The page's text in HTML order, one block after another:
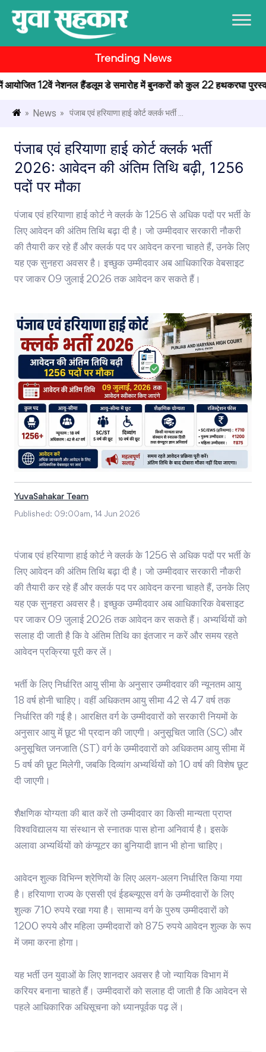
Trending News
12वें नेशनल हैंडलूम डे समारोह में बुनकरों को कुल 22 हथकरघा पुरस्कार
» News » पंजाब एवं हरियाणा हाई कोर्ट क्लर्क भर्ती ...
पंजाब एवं हरियाणा हाई कोर्ट क्लर्क भर्ती
2026: आवेदन की अंतिम तिथि बढ़ी, 1256
पदों पर मौका
पंजाब एवं हरियाणा हाई कोर्ट ने क्लर्क के 1256 से अधिक पदों पर भर्ती के
लिए आवेदन की अंतिम तिथि बढ़ा दी है। जो उम्मीदवार सरकारी नौकरी
की तैयारी कर रहे हैं और क्लर्क पद पर आवेदन करना चाहते हैं, उनके लिए
यह एक सुनहरा अवसर है। इच्छुक उम्मीदवार अब आधिकारिक वेबसाइट
पर जाकर 09 जुलाई 2026 तक आवेदन कर सकते हैं।
YuvaSahakar Team
Published: 09:00am, 14 Jun 2026
पंजाब एवं हरियाणा हाई कोर्ट ने क्लर्क के 1256 से अधिक पदों पर भर्ती के
लिए आवेदन की अंतिम तिथि बढ़ा दी है। जो उम्मीदवार सरकारी नौकरी
की तैयारी कर रहे हैं और क्लर्क पद पर आवेदन करना चाहते हैं, उनके लिए
यह एक सुनहरा अवसर है। इच्छुक उम्मीदवार अब आधिकारिक वेबसाइट
पर जाकर 09 जुलाई 2026 तक आवेदन कर सकते हैं। अभ्यर्थियों को
सलाह दी जाती है कि वे अंतिम तिथि का इंतजार न करें और समय रहते
आवेदन प्रक्रिया पूरी कर लें।
भर्ती के लिए निर्धारित आयु सीमा के अनुसार उम्मीदवार की न्यूनतम आयु
18 वर्ष होनी चाहिए। वहीं अधिकतम आयु सीमा 42 से 47 वर्ष तक
निर्धारित की गई है। आरक्षित वर्ग के उम्मीदवारों को सरकारी नियमों के
अनुसार आयु में छूट भी प्रदान की जाएगी। अनुसूचित जाति (SC) और
अनुसूचित जनजाति (ST) वर्ग के उम्मीदवारों को अधिकतम आयु सीमा में
5 वर्ष की छूट मिलेगी, जबकि दिव्यांग अभ्यर्थियों को 10 वर्ष की विशेष छूट
दी जाएगी।
शैक्षणिक योग्यता की बात करें तो उम्मीदवार का किसी मान्यता प्राप्त
विश्वविद्यालय या संस्थान से स्नातक पास होना अनिवार्य है। इसके
अलावा अभ्यर्थियों को कंप्यूटर का बुनियादी ज्ञान भी होना चाहिए।
आवेदन शुल्क विभिन्न श्रेणियों के लिए अलग-अलग निर्धारित किया गया
है। हरियाणा राज्य के एससी एवं ईडब्ल्यूएस वर्ग के उम्मीदवारों के लिए
शुल्क 710 रुपये रखा गया है। सामान्य वर्ग के पुरुष उम्मीदवारों को
1200 रुपये और महिला उम्मीदवारों को 875 रुपये आवेदन शुल्क के रूप
में जमा करना होगा।
यह भर्ती उन युवाओं के लिए शानदार अवसर है जो न्यायिक विभाग में
करियर बनाना चाहते हैं। उम्मीदवारों को सलाह दी जाती है कि आवेदन से
पहले आधिकारिक अधिसूचना को ध्यानपूर्वक पढ़ लें।